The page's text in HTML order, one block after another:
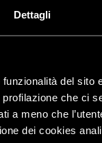
Dettagli
del sito
che ci
a meno che
dei cookies